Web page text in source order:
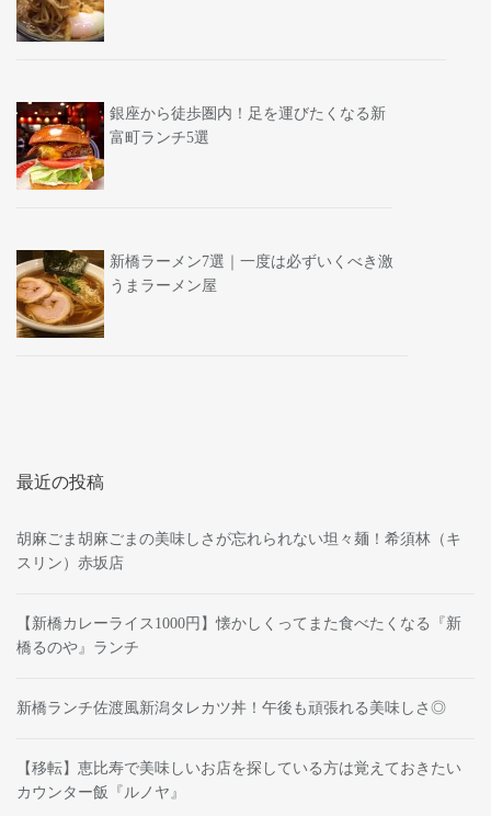
銀座から徒歩圏内！足を運びたくなる新
富町ランチ5選
新橋ラーメン7選｜一度は必ずいくべき激
うまラーメン屋
最近の投稿
胡麻ごま胡麻ごまの美味しさが忘れられない坦々麺！希須林（キ
スリン）赤坂店
【新橋カレーライス1000円】懐かしくってまた食べたくなる『新
橋るのや』ランチ
新橋ランチ佐渡風新潟タレカツ丼！午後も頑張れる美味しさ◎
【移転】恵比寿で美味しいお店を探している方は覚えておきたい
カウンター飯『ルノヤ』